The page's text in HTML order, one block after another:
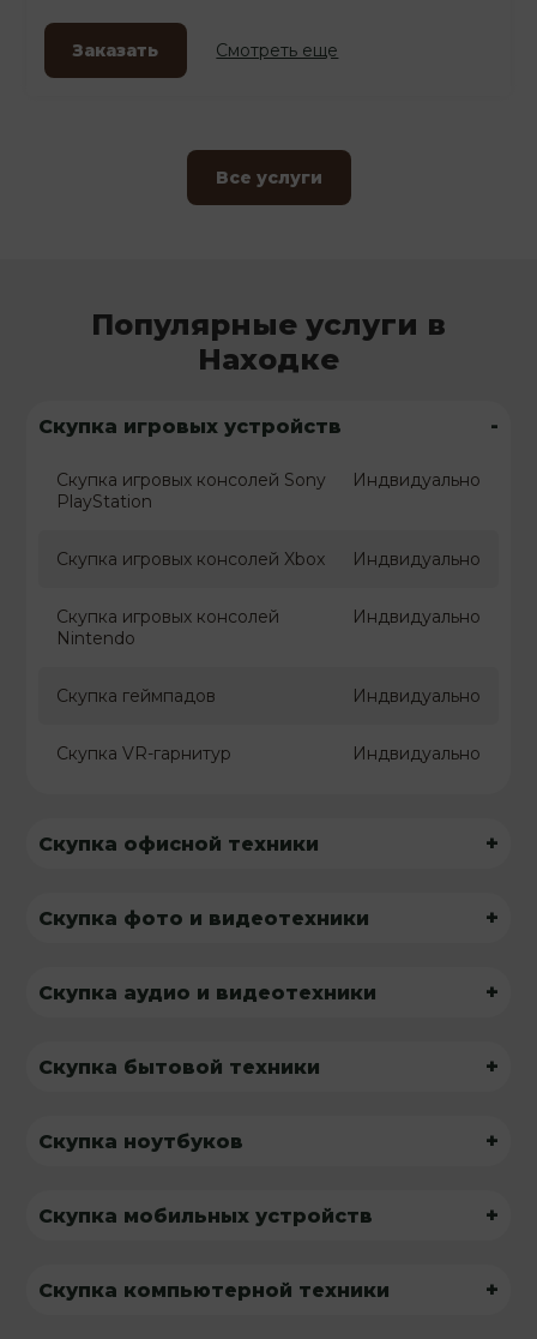
Заказать Смотреть еще
Все услуги
Популярные услуги в
Находке
Скупка игровых устройств -
Скупка игровых консолей Sony
PlayStation
Индвидуально
Скупка игровых консолей Xbox Индвидуально
Скупка игровых консолей
Nintendo
Индвидуально
Скупка геймпадов Индвидуально
Скупка VR-гарнитур Индвидуально
Скупка офисной техники +
Скупка фото и видеотехники +
Скупка аудио и видеотехники +
Скупка бытовой техники +
Скупка ноутбуков +
Скупка мобильных устройств +
Скупка компьютерной техники +